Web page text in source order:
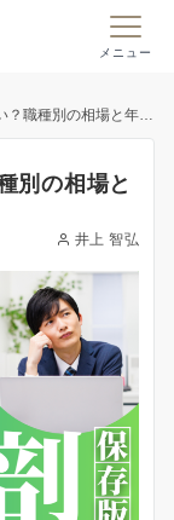
メニュー
と年収アップを実現する方法
別の相場と
井上 智弘